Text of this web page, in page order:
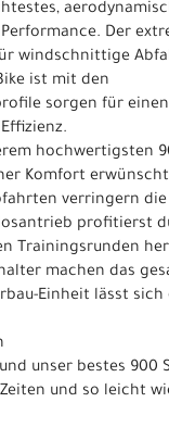
Der
windschnittige
ist mit den
sorgen für
hochwertigsten
Komfort
verringern
profitierst
Trainingsrunden
machen das
Einheit lässt
unser bestes 900
und so leicht